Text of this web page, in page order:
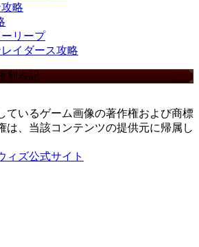
略
リープ
イダース攻略
利表記
ているゲーム画像の著作権および商標
は、当該コンテンツの提供元に帰属し
ィズ公式サイト